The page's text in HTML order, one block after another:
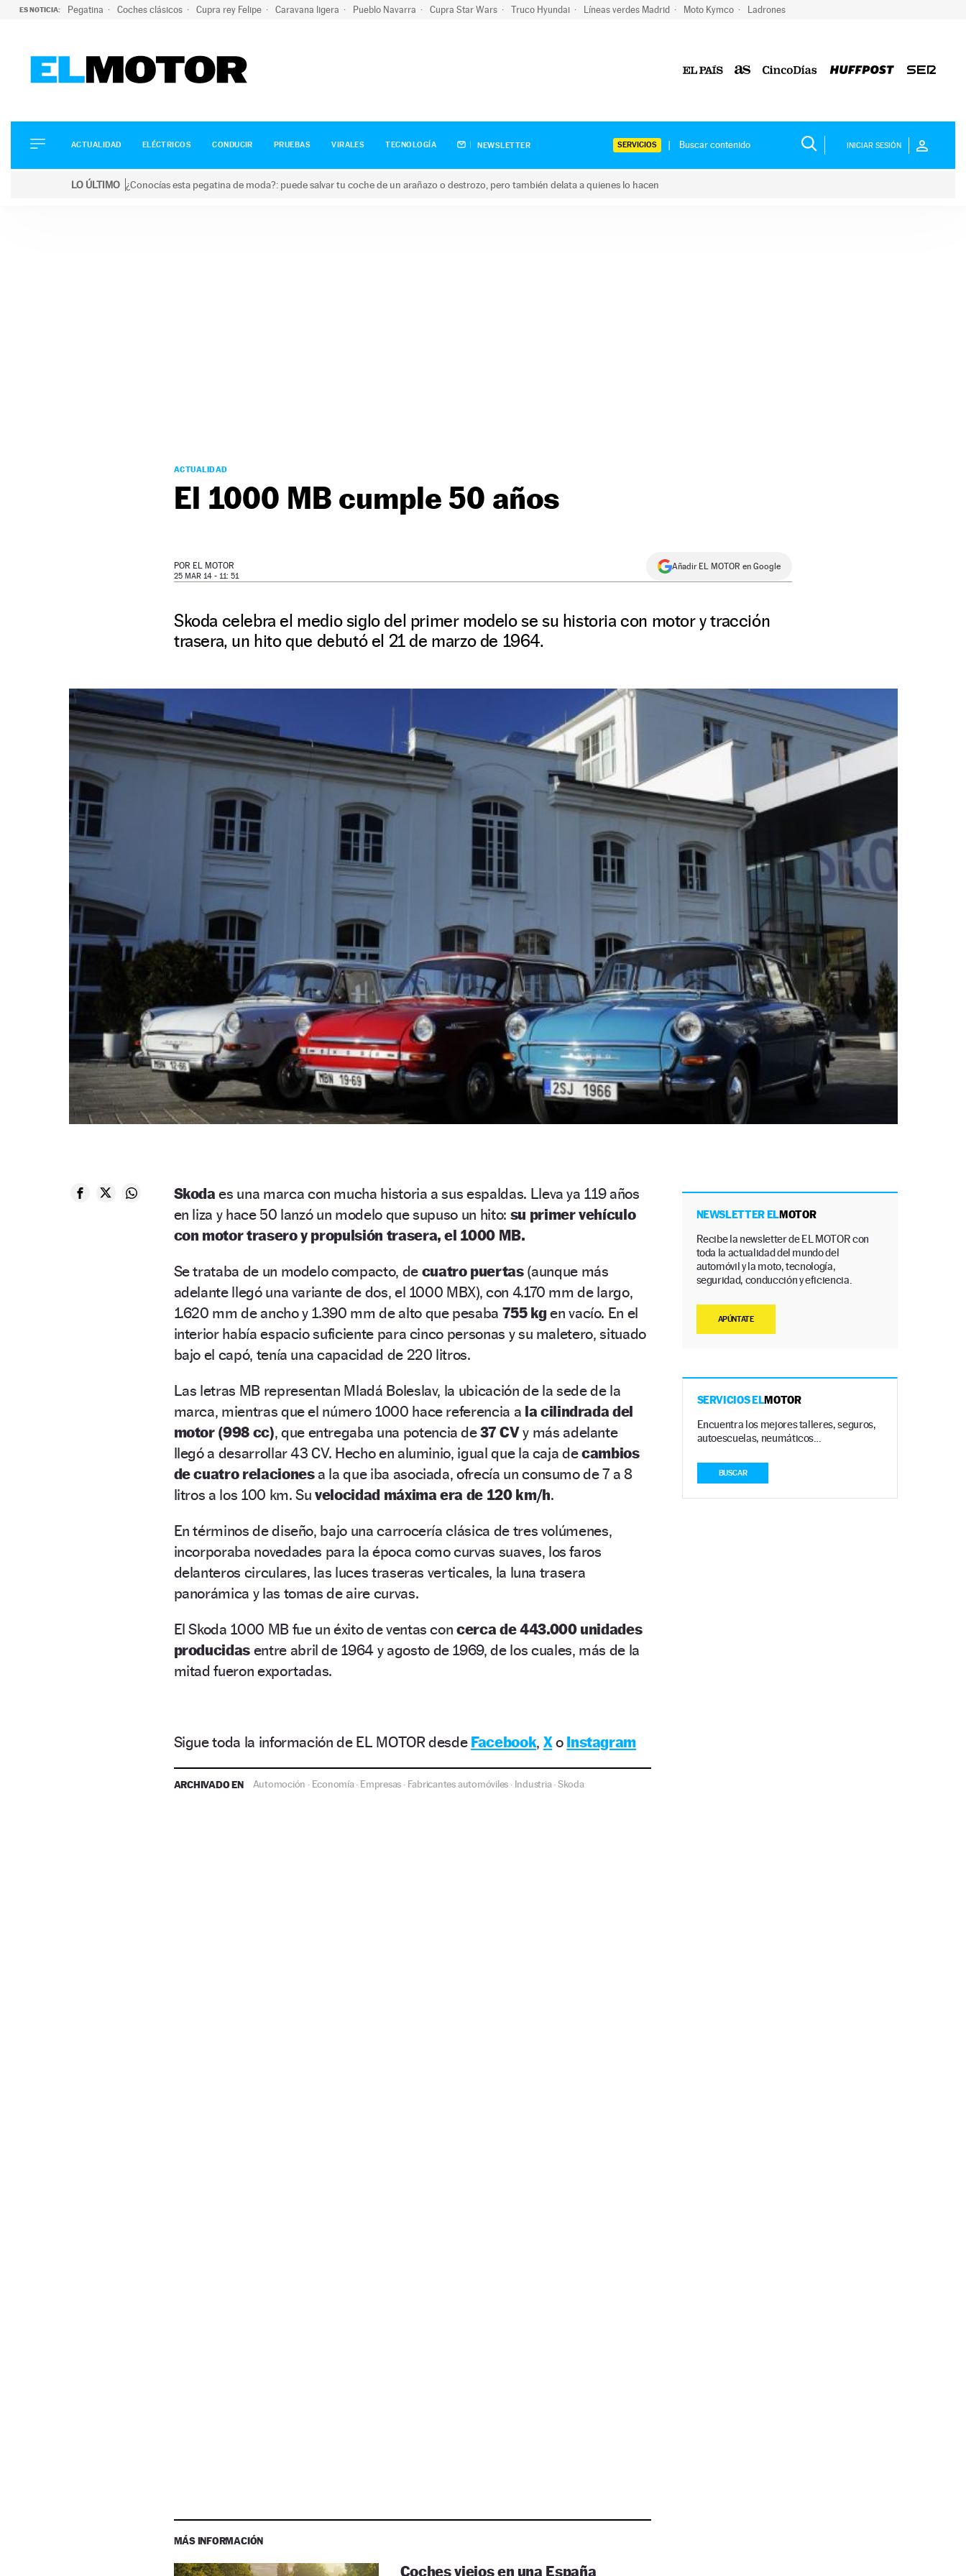
ES NOTICIA: Pegatina Coches clásicos Cupra rey Felipe Caravana ligera Pueblo Navarra Cupra Star Wars Truco Hyundai Líneas verdes Madrid Moto Kymco Ladrones
ELÉCTRICOS
CONDUCIR
ACTUALIDAD ELÉCTRICOS CONDUCIR PRUEBAS VIRALES TECNOLOGÍA NEWSLETTER SERVICIOS INICIAR SESIÓN
LO ÚLTIMO ¿Conocías esta pegatina de moda?: puede salvar tu coche de un arañazo o destrozo, pero también delata a quienes lo hacen
ACTUALIDAD
El 1000 MB cumple 50 años
POR EL MOTOR
25 MAR 14 - 11: 51
Añadir EL MOTOR en Google
Skoda celebra el medio siglo del primer modelo se su historia con motor y tracción
trasera, un hito que debutó el 21 de marzo de 1964.
Skoda es una marca con mucha historia a sus espaldas. Lleva ya 119 años
en liza y hace 50 lanzó un modelo que supuso un hito: su primer vehículo
con motor trasero y propulsión trasera, el 1000 MB.
Se trataba de un modelo compacto, de cuatro puertas(aunque más
adelante llegó una variante de dos, el 1000 MBX), con 4.170 mm de largo,
1.620 mm de ancho y 1.390 mm de alto que pesaba 755 kgen vacío. En el
interior había espacio suficiente para cinco personas y su maletero, situado
bajo el capó, tenía una capacidad de 220 litros.
Las letras MB representan Mladá Boleslav, la ubicación de la sede de la
marca, mientras que el número 1000 hace referencia a la cilindrada del
motor (998 cc), que entregaba una potencia de37 CVy más adelante
llegó a desarrollar 43 CV. Hecho en aluminio, igual que la caja decambios
de cuatro relacionesa la que iba asociada, ofrecía un consumo de 7 a 8
litros a los 100 km. Suvelocidad máxima era de 120 km/h.
En términos de diseño, bajo una carrocería clásica de tres volúmenes,
incorporaba novedades para la época como curvas suaves, los faros
delanteros circulares, las luces traseras verticales, la luna trasera
panorámica y las tomas de aire curvas.
El Skoda 1000 MB fue un éxito de ventas concerca de 443.000 unidades
producidas entre abril de 1964 y agosto de 1969, de los cuales, más de la
mitad fueron exportadas.
Sigue toda la información de EL MOTOR desde Facebook, Xo Instagram
ARCHIVADO EN Automoción · Economía· Empresas · Fabricantes automóviles · Industria·Skoda
MÁS INFORMACIÓN
Coches viejos en una España
NEWSLETTER ELMOTOR
Recibe la newsletter de EL MOTOR con
toda la actualidad del mundo del
automóvil y la moto, tecnología,
seguridad, conducción y eficiencia.
APÚNTATE
SERVICIOS ELMOTOR
Encuentra los mejores talleres, seguros,
autoescuelas, neumáticos…
BUSCAR